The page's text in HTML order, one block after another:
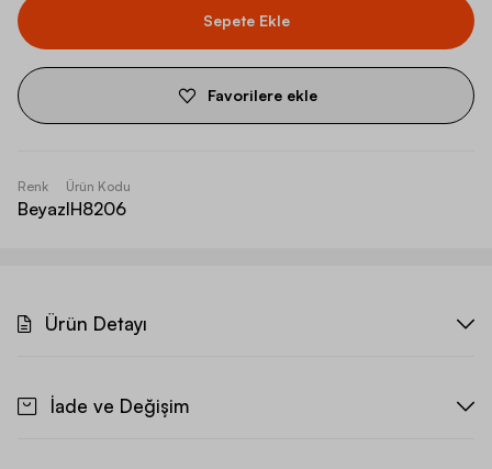
Sepete Ekle
Favorilere ekle
Renk
Beyaz
Ürün Kodu
IH8206
Ürün Detayı
İade ve Değişim